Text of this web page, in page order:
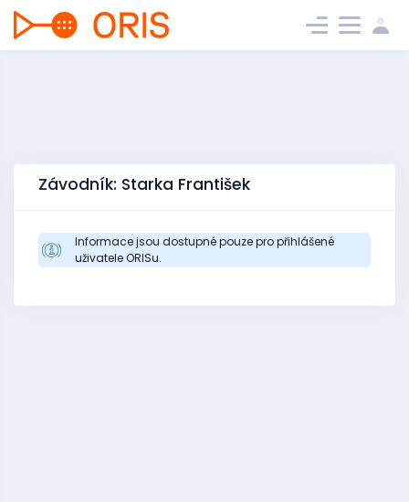
Závodník: Starka František
Informace jsou dostupné pouze pro přihlášené
uživatele ORISu.